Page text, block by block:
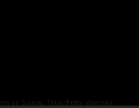
en Suisse. Tous droits réservés.